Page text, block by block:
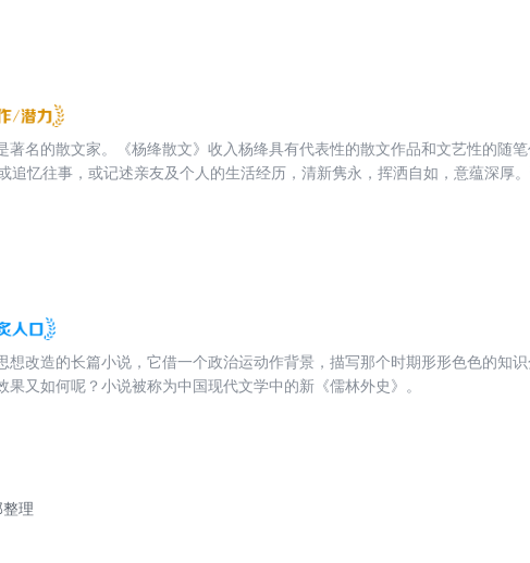
名的散文家。《杨绛散文》收入杨绛具有代表性的散文作品和文艺性的随
追忆往事，或记述亲友及个人的生活经历，清新隽永，挥洒自如，意蕴深厚。
想改造的长篇小说，它借一个政治运动作背景，描写那个时期形形色色的知识
又如何呢？小说被称为中国现代文学中的新《儒林外史》。
理